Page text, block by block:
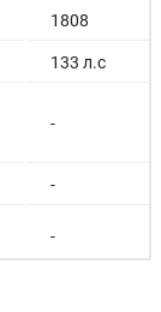
1808
133 л.с
-
-
-